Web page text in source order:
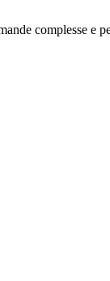
complesse e